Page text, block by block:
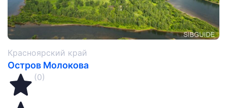
Красноярский край
Остров Молокова
(0)